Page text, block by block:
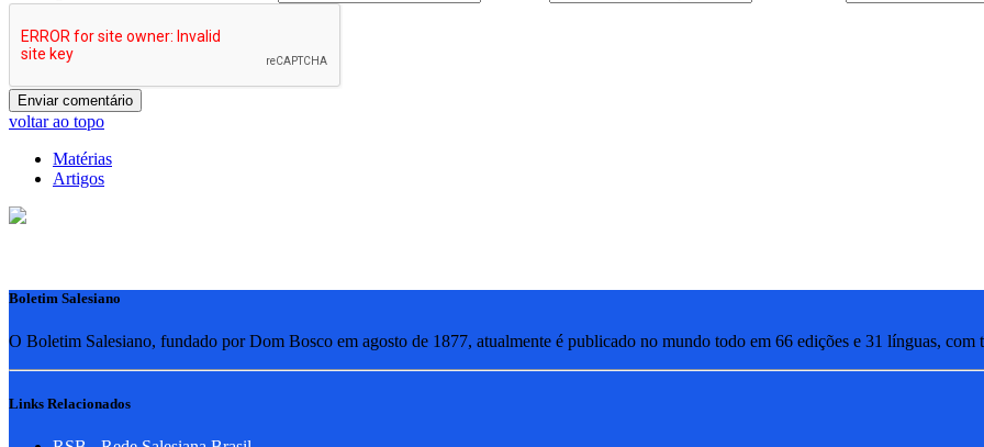
voltar ao topo
Matérias
Artigos
Boletim Salesiano
O Boletim Salesiano, fundado por Dom Bosco em agosto de 1877, atualmente é publicado no mundo todo em 66 edições e 31 línguas,
Links Relacionados